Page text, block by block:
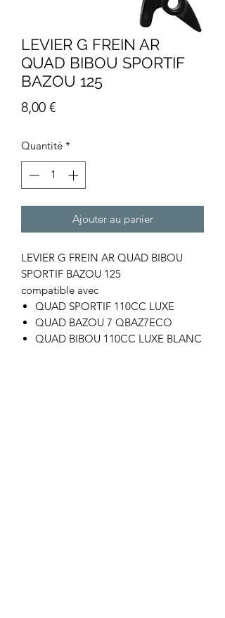
LEVIER G FREIN AR
QUAD BIBOU SPORTIF
BAZOU 125
8,00 €Prix
Quantité *
Ajouter au panier
LEVIER G FREIN AR QUAD BIBOU
SPORTIF BAZOU 125
compatible avec
QUAD SPORTIF 110CC LUXE
QUAD BAZOU 7 QBAZ7ECO
QUAD BIBOU 110CC LUXE BLANC